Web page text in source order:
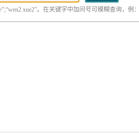
xue2”。在关键字中加问号可模糊查询，例：